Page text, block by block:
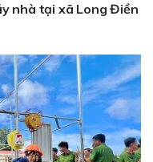
nhà tại xã Long Điền